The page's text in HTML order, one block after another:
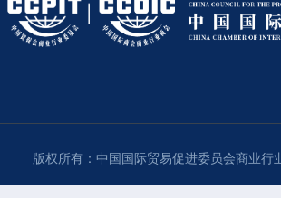
版权所有：中国国际贸易促进委员会商业行